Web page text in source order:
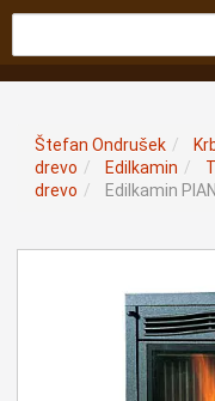
Štefan Ondrušek /
drevo / Edilkamin /
drevo / Edilkamin